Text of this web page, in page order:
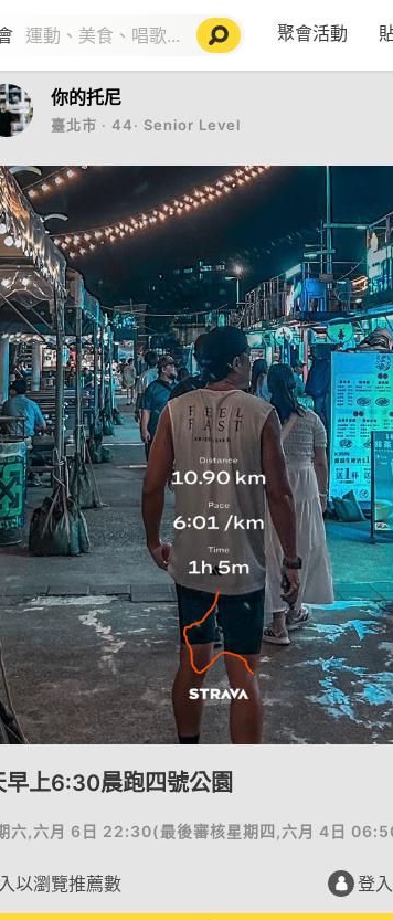
聚會活動
你的托尼
臺北市 ‧ 44‧ Senior Level
早上6:30晨跑四號公園
六,六月 6日 22:30(最後審核星期四,六月 4日
以瀏覽推薦數 登